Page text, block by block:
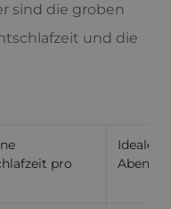
sind die groben
und die
pro
Ideale
Abend